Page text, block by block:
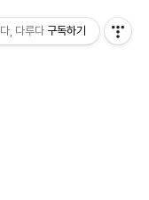
다, 다루다 구독하기